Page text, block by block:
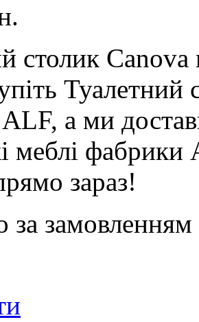
столик
Туалетний
а ми
меблі
зараз!
за замовленням